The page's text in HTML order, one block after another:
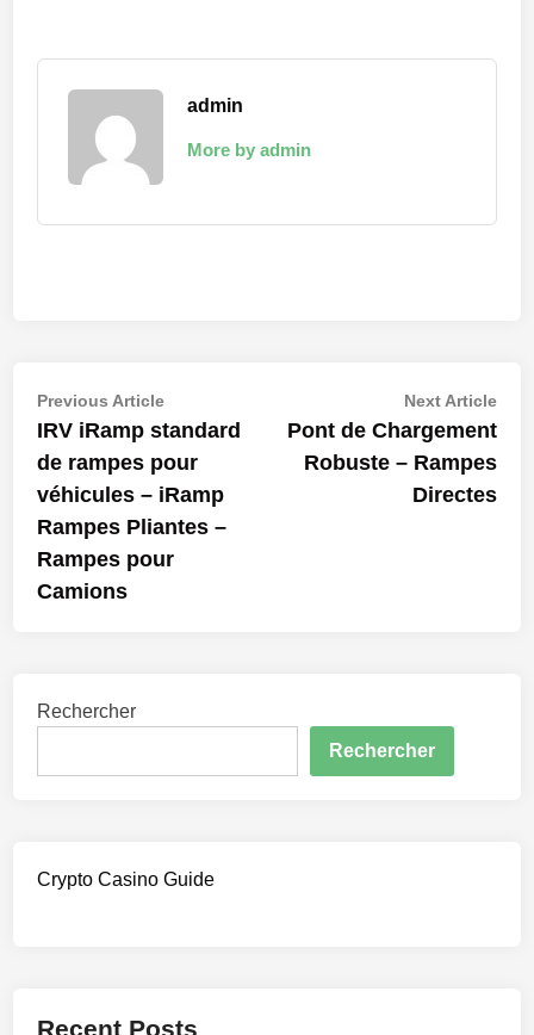
admin
More by admin
Navigation
de
l’article
Previous ArticlePrevious
article:
IRV iRamp standard
de rampes pour
véhicules – iRamp
Rampes Pliantes –
Rampes pour
Camions
Next ArticleNext
Pont de Chargement
Robuste – Rampes
Directes
Rechercher
Rechercher
Crypto Casino Guide
Recent Posts